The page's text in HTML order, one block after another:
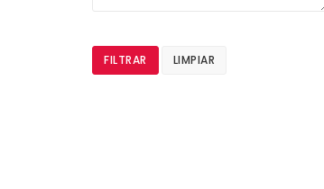
FILTRAR LIMPIAR